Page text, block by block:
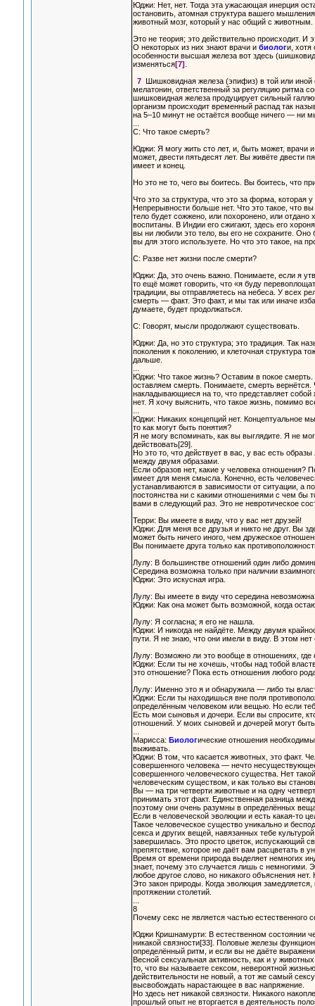
Юджи: Нет, нет. Тогда эта ужасающая инерция
остановить, атомная структура вашего
животный мозг, который у нас общий с животным.
Это не теория; это действительно происходит. И
О некоторых из них знают врачи и биологи, хотя
особенности высшая железа вот здесь
изменяться[7]
7Шишковидная железа (эпифиз) в той или иной
мелатонин, ответственный за регуляцию ритма
шишковидная железа продуцирует сильный
организм происходит временный распад так
на 5–10 минут не остаётся вообще ничего — ни
С: Что такое смерть?
Юджи: Я могу жить сто лет, и, быть может, врачи
может, двести пятьдесят лет. Вы живёте двести
имеет и конец.
Но это не то, чего вы боитесь. Вы боитесь, что
Что это за структура, что это за форма,
Непрерывности больше нет. Что это такое, что
тело будет сожжено, или похоронено, или отдано
воспитаны. В Индии его сжигают, здесь его
вы ни любили это тело, вы его не сохраните. Оно
вы для этого используете. Но что это такое, на
С: Разве нет жизни после смерти?
Юджи: Да, это очень важно. Понимаете, если я
то ещё может говорить, что «я буду
традиции, вы отправляетесь на небеса. У всех
смерть — факт. Это факт, и мы так или иначе
думаете, будет продолжаться.
С: Говорят, мысли продолжают существовать.
Юджи: Да, но это структура; это традиция. Так
поколения к поколению, и клеточная структура
дальше.
Юджи: Что такое жизнь? Оставим в покое
оставляем смерть. Понимаете, смерть вернётся.
накладывающиеся на то, что представляет
нет. Я хочу выяснить, что такое жизнь, помимо
Юджи: Никаких концепций нет. Концептуальное
то как могут быть понятия?
Я не могу вспоминать, как вы выглядите. Я не
действовать[29].
Но это то, что действует в вас, у вас есть
между двумя образами.
Если образов нет, какие у человека
имеет для меня смысла. Конечно, есть
устанавливаются в зависимости от ситуации, а
постоянства ни с какими отношениями с чем бы
вами в следующий раз. Это не невротическое
Терри: Вы имеете в виду, что у вас нет друзей!
Юджи: Для меня все друзья и никто не друг. Вы
может быть ничего иного, чем дружеское
Вы понимаете друга только как
Лулу: В большинстве отношений один либо
Середина возможна только при наличии
Юджи: Это искусная игра.
Лулу: Вы имеете в виду что середина
Юджи: Как она может быть возможной, когда
Лулу: Я согласна; я его не нашла.
Юджи: И никогда не найдёте. Между двумя
пути. Я не знаю, что они имели в виду. В этом
Лулу: Возможно ли это вообще в отношениях, где
Юджи: Если ты не хочешь, чтобы над тобой
это отношение? Пока есть отношения любого
Лулу: Именно это я и обнаружила — либо ты
Юджи: Если ты находишься вне поля
определённым человеком или вещью. Но если
Есть мои сыновья и дочери. Если вы спросите,
отношений. У моих сыновей и дочерей могут
Марисса: Биологические отношения
выживать.
Юджи: В том, что касается животных, это факт.
совершенного человека — нечто
совершенного человеческого существа. Нет
человеческим существом, и как только вы
Вы — на три четверти животные и на одну
принимать этот факт. Единственная разница
поэтому они очень разумны в определённых
Если в человеческой эволюции и есть какая-то
Такое человеческое существо уникально и
секса и других вещей, навязанных тебе
завершилась. Это просто цветок, испускающий
препятствие, которое не даёт вам расцветать в
Время от времени природа выделяет немногих
знает, почему это случается лишь с немногими.
любое другое слово, но никакого объяснения
Это закон природы. Когда эволюция
протяжении столетий.
8
Почему секс не является частью естественного
Юджи Кришнамурти: В естественном состоянии
никакой связности[33]. Половые железы
определённый ритм, и если вы не даёте
Весной сексуальная активность, как и у
то, что вы называете сексом, невероятной
действительности не новый, а тот же самый
высвобождать нарастающее в вас напряжение.
Но здесь нет никакой связности. Никакого
прошлый опыт не вторгается в деятельность